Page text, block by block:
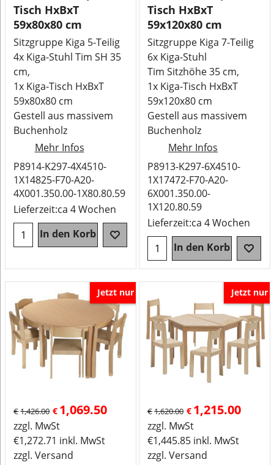
Tisch HxBxT
59x80x80 cm
Sitzgruppe Kiga 5-Teilig
4x Kiga-Stuhl Tim SH 35
cm,
1x Kiga-Tisch HxBxT
59x80x80 cm
Gestell aus massivem
Buchenholz
Mehr Infos
P8914-K297-4X4510-
1X14825-F70-A20-
4X001.350.00-1X80.80.59
Lieferzeit:ca 4 Wochen
In den Korb
Tisch HxBxT
59x120x80 cm
Sitzgruppe Kiga 7-Teilig
6x Kiga-Stuhl
Tim Sitzhöhe 35 cm,
1x Kiga-Tisch HxBxT
59x120x80 cm
Gestell aus massivem
Buchenholz
Mehr Infos
P8913-K297-6X4510-
1X17472-F70-A20-
6X001.350.00-
1X120.80.59
Lieferzeit:ca 4 Wochen
In den Korb
Jetzt nur
€1,426.00 € 1,069.50
zzgl. MwSt
€1,272.71 inkl. MwSt
zzgl. Versand
Jetzt nur
€1,620.00 € 1,215.00
zzgl. MwSt
€1,445.85 inkl. MwSt
zzgl. Versand